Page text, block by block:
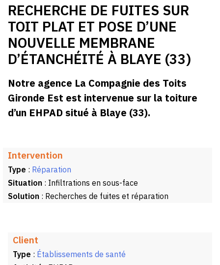
RECHERCHE DE FUITES SUR
TOIT PLAT ET POSE D’UNE
NOUVELLE MEMBRANE
D’ÉTANCHÉITÉ À BLAYE (33)
Notre agence La Compagnie des Toits
Gironde Est est intervenue sur la toiture
d’un EHPAD situé à Blaye (33).
Intervention
Type : Réparation
Situation : Infiltrations en sous-face
Solution : Recherches de fuites et réparation
Client
Type : Établissements de santé